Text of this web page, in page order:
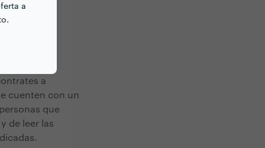
a
a
cuenten con un
que
de leer las